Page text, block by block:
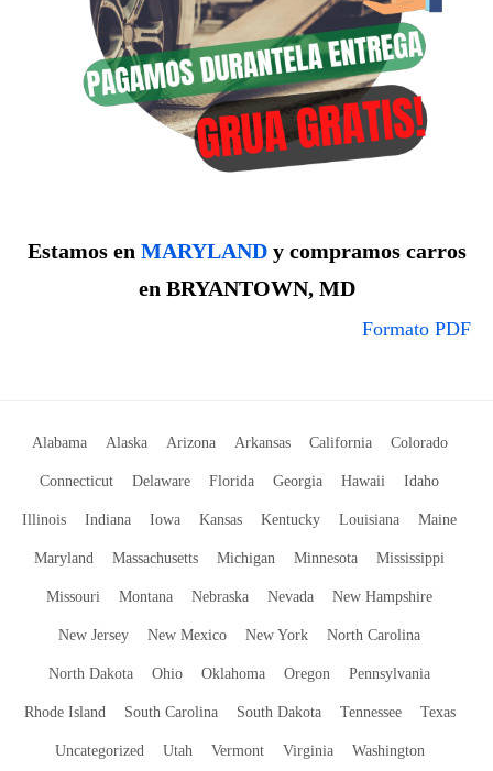
Estamos en MARYLANDy compramos carros
en BRYANTOWN, MD
Formato PDF
Alabama Alaska Arizona Arkansas California Colorado
Connecticut Delaware Florida Georgia Hawaii Idaho
Illinois Indiana Iowa Kansas Kentucky Louisiana Maine
Maryland Massachusetts Michigan Minnesota Mississippi
Missouri Montana Nebraska Nevada New Hampshire
New Jersey New Mexico New York North Carolina
North Dakota Ohio Oklahoma Oregon Pennsylvania
Rhode Island South Carolina South Dakota Tennessee Texas
Uncategorized Utah Vermont Virginia Washington